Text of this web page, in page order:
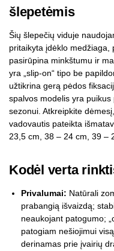
šlepetėmis
Šių šlepečių viduje
pritaikyta įdėklo medžiaga,
pasirūpina minkštumu ir
yra „slip-on“ tipo be
užtikrina gerą pėdos
spalvos modelis yra
sezonui. Atkreipkite
vadovautis pateikta
23,5 cm, 38 – 24 cm, 39 –
Kodėl verta
Privalumai: Natūrali
prabangią išvaizdą;
neaukojant patogumo;
patogiam nešiojimui
derinamas prie įvairių